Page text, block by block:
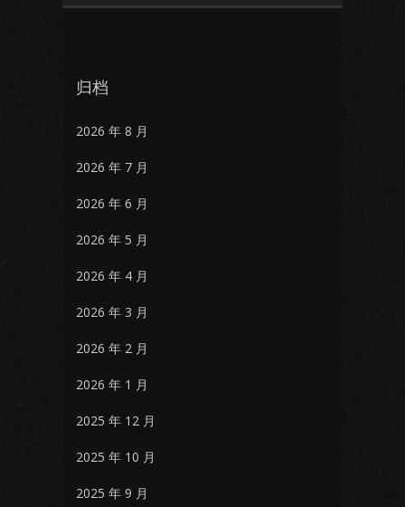
归档
2026 年 8 月
2026 年 7 月
2026 年 6 月
2026 年 5 月
2026 年 4 月
2026 年 3 月
2026 年 2 月
2026 年 1 月
2025 年 12 月
2025 年 10 月
2025 年 9 月